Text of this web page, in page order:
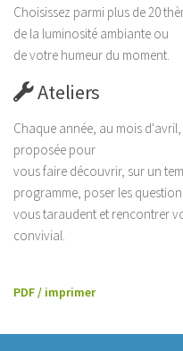
Choisissez parmi plus de 20
de la luminosité ambiante ou
de votre humeur du moment.
Ateliers
Chaque année, au mois
proposée pour
vous faire découvrir, sur un
programme, poser les
vous taraudent et rencontrer
convivial.
PDF / imprimer